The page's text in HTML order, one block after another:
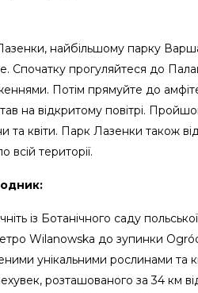
найбільшому парку
прогуляйтеся до
Потім прямуйте до
на відкритому повітрі.
та квіти. Парк Лазенки також
території.
із Ботанічного саду
Wilanowska до зупинки
унікальними рослинами та
розташованого за 34 км